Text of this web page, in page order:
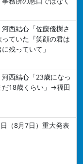
河西結心「佐藤優樹さ
ていた『笑顔の君は
残っていて」
河西結心「23歳になっ
だ18歳くらい」→福田
（8月7日）重大発表